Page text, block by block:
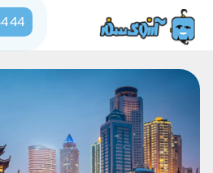
44